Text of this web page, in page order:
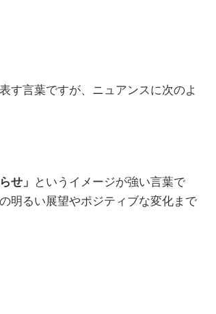
す言葉ですが、ニュアンスに次のよ
せ」
というイメージが強い言葉で
明るい展望やポジティブな変化まで